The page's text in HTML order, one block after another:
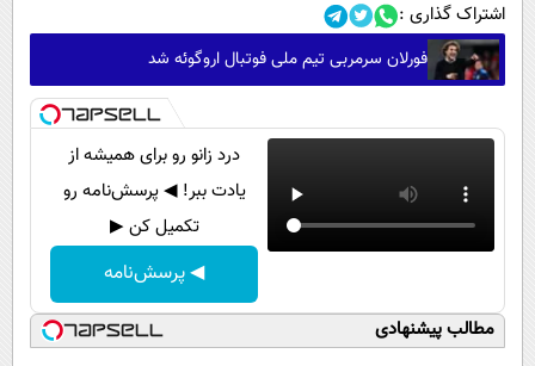
اشتراک گذاری :
فورلان سرمربی تیم ملی فوتبال اروگوئه شد
درد زانو رو برای همیشه از
یادت ببر! ◀ پرسش‌نامه رو
تکمیل کن ▶
◀ پرسش‌نامه
مطالب پیشنهادی